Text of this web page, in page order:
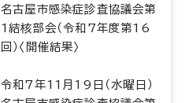
名古屋市感染症診査協議会第
1結核部会（令和7年度第16
回）〈開催結果〉
令和7年11月19日（水曜日）